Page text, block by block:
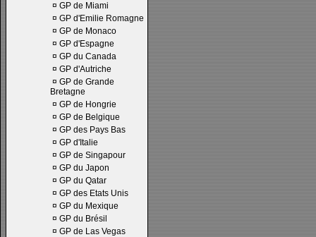
¤ GP de Miami
¤ GP d'Emilie Romagne
¤ GP de Monaco
¤ GP d'Espagne
¤ GP du Canada
¤ GP d'Autriche
¤ GP de Grande
Bretagne
¤ GP de Hongrie
¤ GP de Belgique
¤ GP des Pays Bas
¤ GP d'Italie
¤ GP de Singapour
¤ GP du Japon
¤ GP du Qatar
¤ GP des Etats Unis
¤ GP du Mexique
¤ GP du Brésil
¤ GP de Las Vegas